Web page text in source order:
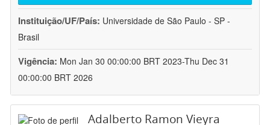
Instituição/UF/País: Universidade de São Paulo - SP -
Brasil
Vigência: Mon Jan 30 00:00:00 BRT 2023-Thu Dec 31
00:00:00 BRT 2026
Adalberto Ramon Vieyra